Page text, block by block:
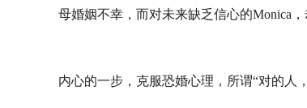
母婚姻不幸，而对未来缺乏信心的Monica
内心的一步，克服恐婚心理，所谓“对的人